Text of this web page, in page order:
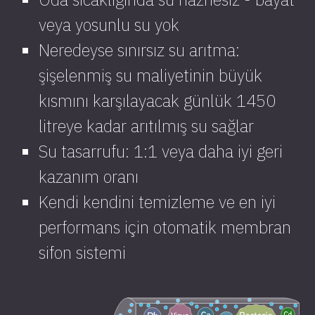
veya yosunlu su yok
Neredeyse sınırsız su arıtma:
şişelenmiş su maliyetinin büyük
kısmını karşılayacak günlük 1450
litreye kadar arıtılmış su sağlar
Su tasarrufu: 1:1 veya daha iyi geri
kazanım oranı
Kendi kendini temizleme ve en iyi
performans için otomatik membran
sifon sistemi